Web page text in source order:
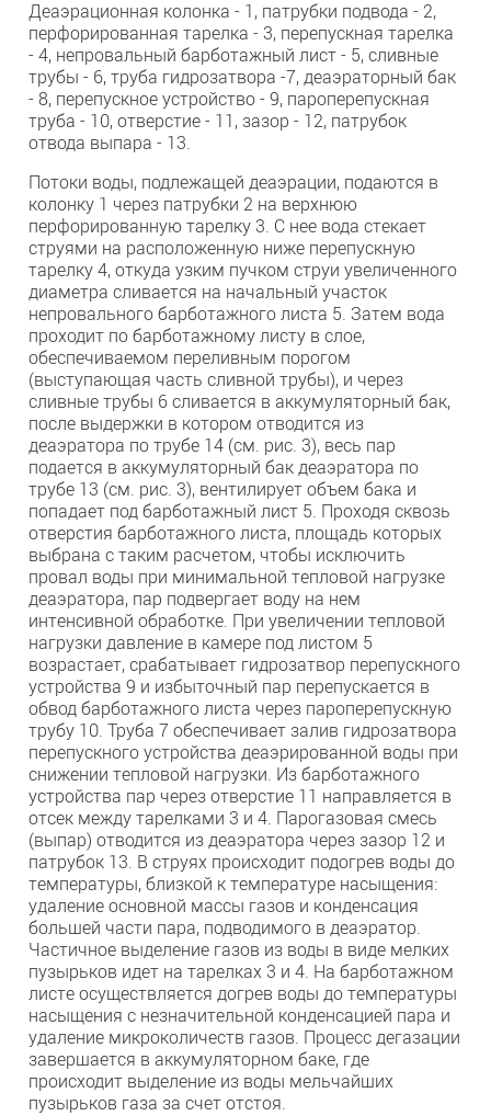
Деаэрационная колонка - 1, патрубки подвода - 2,
перфорированная тарелка - 3, перепускная тарелка
- 4, непровальный барботажный лист - 5, сливные
трубы - 6, труба гидрозатвора -7, деаэраторный бак
- 8, перепускное устройство - 9, пароперепускная
труба - 10, отверстие - 11, зазор - 12, патрубок
отвода выпара - 13.
Потоки воды, подлежащей деаэрации, подаются в
колонку 1 через патрубки 2 на верхнюю
перфорированную тарелку 3. С нее вода стекает
струями на расположенную ниже перепускную
тарелку 4, откуда узким пучком струи увеличенного
диаметра сливается на начальный участок
непровального барботажного листа 5. Затем вода
проходит по барботажному листу в слое,
обеспечиваемом переливным порогом
(выступающая часть сливной трубы), и через
сливные трубы 6 сливается в аккумуляторный бак,
после выдержки в котором отводится из
деаэратора по трубе 14 (см. рис. 3), весь пар
подается в аккумуляторный бак деаэратора по
трубе 13 (см. рис. 3), вентилирует объем бака и
попадает под барботажный лист 5. Проходя сквозь
отверстия барботажного листа, площадь которых
выбрана с таким расчетом, чтобы исключить
провал воды при минимальной тепловой нагрузке
деаэратора, пар подвергает воду на нем
интенсивной обработке. При увеличении тепловой
нагрузки давление в камере под листом 5
возрастает, срабатывает гидрозатвор перепускного
устройства 9 и избыточный пар перепускается в
обвод барботажного листа через пароперепускную
трубу 10. Труба 7 обеспечивает залив гидрозатвора
перепускного устройства деаэрированной воды при
снижении тепловой нагрузки. Из барботажного
устройства пар через отверстие 11 направляется в
отсек между тарелками 3 и 4. Парогазовая смесь
(выпар) отводится из деаэратора через зазор 12 и
патрубок 13. В струях происходит подогрев воды до
температуры, близкой к температуре насыщения:
удаление основной массы газов и конденсация
большей части пара, подводимого в деаэратор.
Частичное выделение газов из воды в виде мелких
пузырьков идет на тарелках 3 и 4. На барботажном
листе осуществляется догрев воды до температуры
насыщения с незначительной конденсацией пара и
удаление микроколичеств газов. Процесс дегазации
завершается в аккумуляторном баке, где
происходит выделение из воды мельчайших
пузырьков газа за счет отстоя.